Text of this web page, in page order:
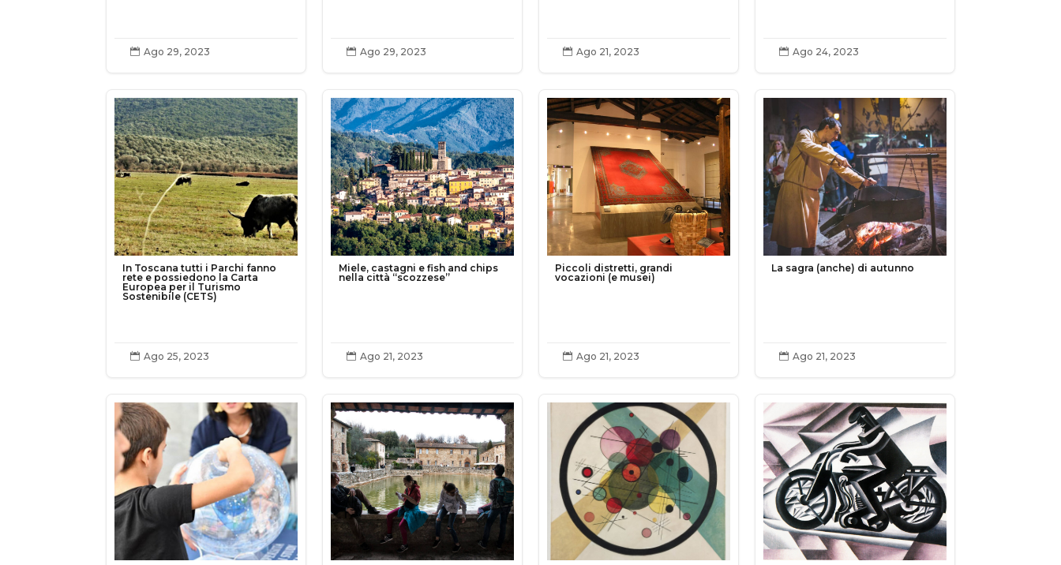
 Ago 29, 2023  Ago 29, 2023  Ago 21, 2023  Ago 24, 2023
In Toscana tutti i Parchi fanno
rete e possiedono la Carta
Europea per il Turismo
Sostenibile (CETS)
 Ago 25, 2023
Miele, castagni e fish and chips
nella città “scozzese”
 Ago 21, 2023
Piccoli distretti, grandi
vocazioni (e musei)
 Ago 21, 2023
La sagra (anche) di autunno
 Ago 21, 2023